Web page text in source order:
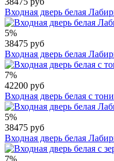
Входная дверь белая
5%
38475 руб
Входная дверь белая
7%
42200 руб
Входная дверь белая с
5%
38475 руб
Входная дверь белая
7%